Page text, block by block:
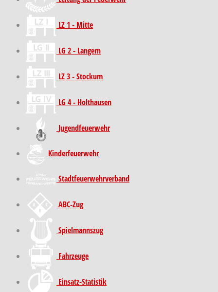
LZ 1 - Mitte
LG 2 - Langern
LZ 3 - Stockum
LG 4 - Holthausen
Jugendfeuerwehr
Kinder­feuer­wehr
Stadt­feuer­wehr­verband
ABC-Zug
Spielmannszug
Fahrzeuge
Einsatz-Statistik